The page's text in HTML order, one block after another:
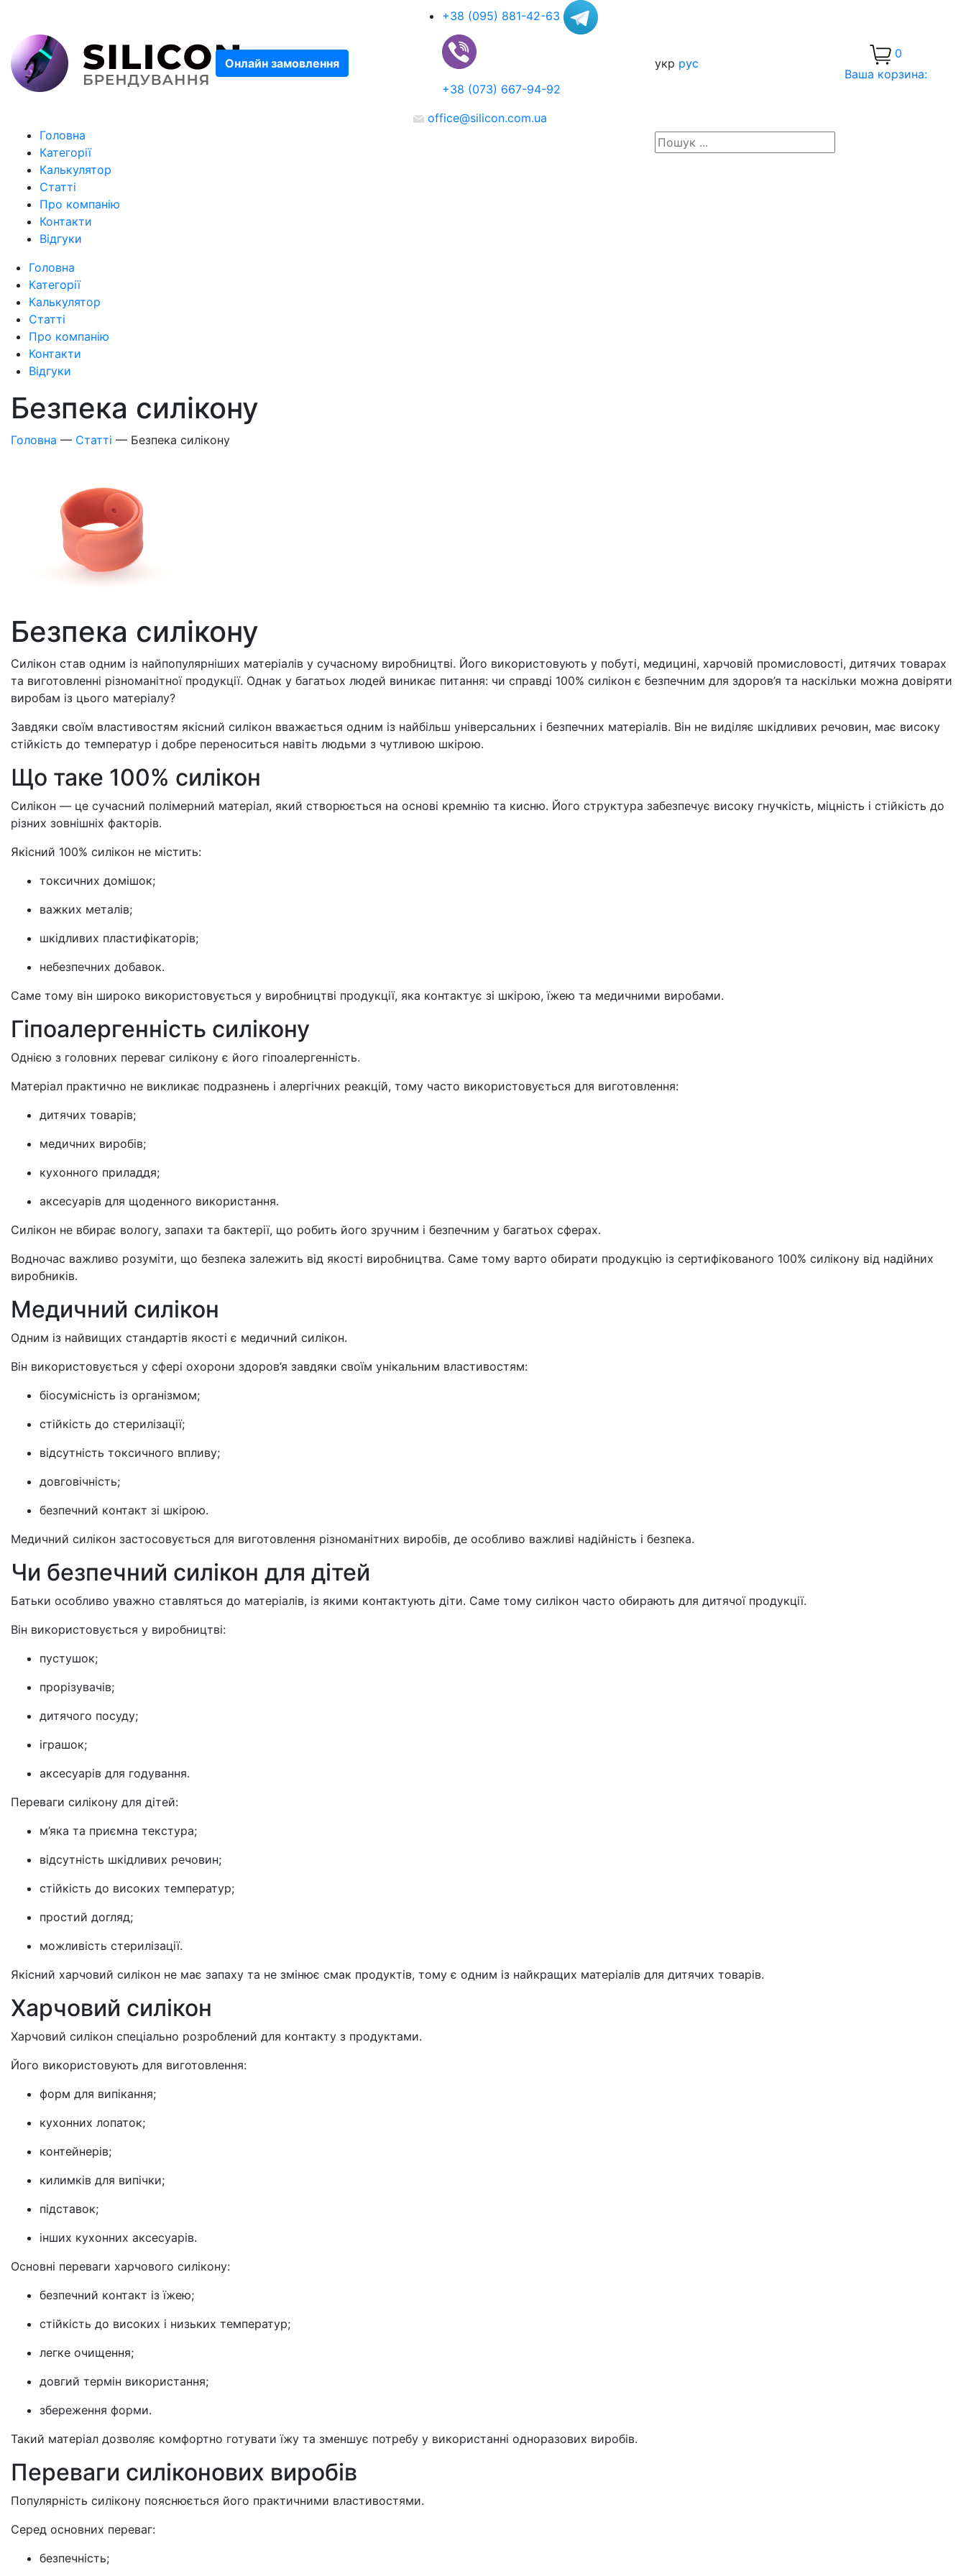
Онлайн замовлення
+38 (095) 881-42-63
+38 (073) 667-94-92
office@silicon.com.ua
укр рус
0
Ваша корзина:
Головна
Категорії
Калькулятор
Статті
Про компанію
Контакти
Відгуки
Головна
Категорії
Калькулятор
Статті
Про компанію
Контакти
Відгуки
Безпека силікону
Головна — Статті — Безпека силікону
Безпека силікону
Силікон став одним із найпопулярніших матеріалів у сучасному виробництві. Його використовують у побуті, медицині, харчовій промисловості, дитячих товарах
та виготовленні різноманітної продукції. Однак у багатьох людей виникає питання: чи справді 100% силікон є безпечним для здоров’я та наскільки можна довіряти
виробам із цього матеріалу?
Завдяки своїм властивостям якісний силікон вважається одним із найбільш універсальних і безпечних матеріалів. Він не виділяє шкідливих речовин, має високу
стійкість до температур і добре переноситься навіть людьми з чутливою шкірою.
Що таке 100% силікон
Силікон — це сучасний полімерний матеріал, який створюється на основі кремнію та кисню. Його структура забезпечує високу гнучкість, міцність і стійкість до
різних зовнішніх факторів.
Якісний 100% силікон не містить:
токсичних домішок;
важких металів;
шкідливих пластифікаторів;
небезпечних добавок.
Саме тому він широко використовується у виробництві продукції, яка контактує зі шкірою, їжею та медичними виробами.
Гіпоалергенність силікону
Однією з головних переваг силікону є його гіпоалергенність.
Матеріал практично не викликає подразнень і алергічних реакцій, тому часто використовується для виготовлення:
дитячих товарів;
медичних виробів;
кухонного приладдя;
аксесуарів для щоденного використання.
Силікон не вбирає вологу, запахи та бактерії, що робить його зручним і безпечним у багатьох сферах.
Водночас важливо розуміти, що безпека залежить від якості виробництва. Саме тому варто обирати продукцію із сертифікованого 100% силікону від надійних
виробників.
Медичний силікон
Одним із найвищих стандартів якості є медичний силікон.
Він використовується у сфері охорони здоров’я завдяки своїм унікальним властивостям:
біосумісність із організмом;
стійкість до стерилізації;
відсутність токсичного впливу;
довговічність;
безпечний контакт зі шкірою.
Медичний силікон застосовується для виготовлення різноманітних виробів, де особливо важливі надійність і безпека.
Чи безпечний силікон для дітей
Батьки особливо уважно ставляться до матеріалів, із якими контактують діти. Саме тому силікон часто обирають для дитячої продукції.
Він використовується у виробництві:
пустушок;
прорізувачів;
дитячого посуду;
іграшок;
аксесуарів для годування.
Переваги силікону для дітей:
м’яка та приємна текстура;
відсутність шкідливих речовин;
стійкість до високих температур;
простий догляд;
можливість стерилізації.
Якісний харчовий силікон не має запаху та не змінює смак продуктів, тому є одним із найкращих матеріалів для дитячих товарів.
Харчовий силікон
Харчовий силікон спеціально розроблений для контакту з продуктами.
Його використовують для виготовлення:
форм для випікання;
кухонних лопаток;
контейнерів;
килимків для випічки;
підставок;
інших кухонних аксесуарів.
Основні переваги харчового силікону:
безпечний контакт із їжею;
стійкість до високих і низьких температур;
легке очищення;
довгий термін використання;
збереження форми.
Такий матеріал дозволяє комфортно готувати їжу та зменшує потребу у використанні одноразових виробів.
Переваги силіконових виробів
Популярність силікону пояснюється його практичними властивостями.
Серед основних переваг:
безпечність;